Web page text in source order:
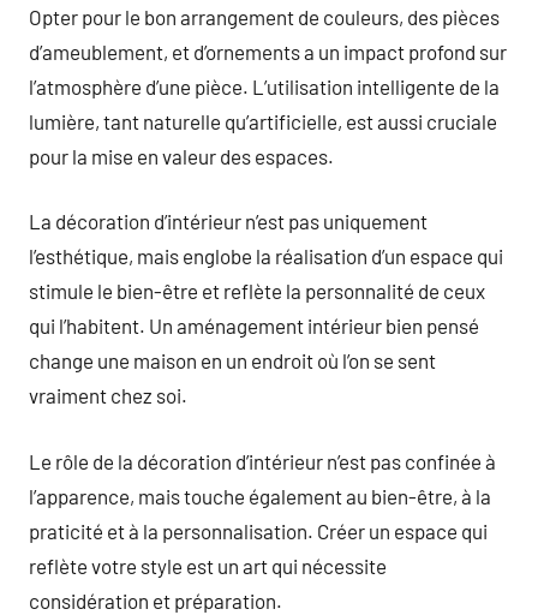
Opter pour le bon arrangement de couleurs, des pièces
d’ameublement, et d’ornements a un impact profond sur
l’atmosphère d’une pièce. L’utilisation intelligente de la
lumière, tant naturelle qu’artificielle, est aussi cruciale
pour la mise en valeur des espaces.
La décoration d’intérieur n’est pas uniquement
l’esthétique, mais englobe la réalisation d’un espace qui
stimule le bien-être et reflète la personnalité de ceux
qui l’habitent. Un aménagement intérieur bien pensé
change une maison en un endroit où l’on se sent
vraiment chez soi.
Le rôle de la décoration d’intérieur n’est pas confinée à
l’apparence, mais touche également au bien-être, à la
praticité et à la personnalisation. Créer un espace qui
reflète votre style est un art qui nécessite
considération et préparation.